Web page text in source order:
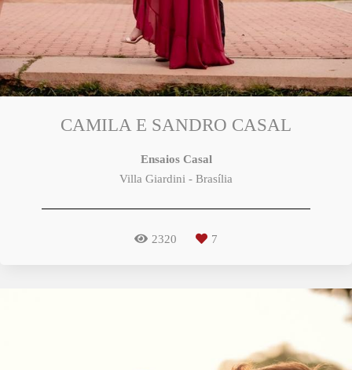
CAMILA E SANDRO CASAL
Ensaios Casal
Villa Giardini - Brasília
2320 7